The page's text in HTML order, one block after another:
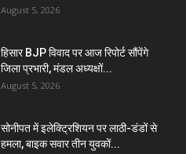
August 5, 2026
हिसार BJP विवाद पर आज रिपोर्ट सौंपेंगे
जिला प्रभारी, मंडल अध्यक्षों...
August 5, 2026
सोनीपत में इलेक्ट्रिशियन पर लाठी-डंडों से
हमला, बाइक सवार तीन युवकों...